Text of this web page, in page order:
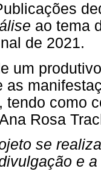
ao tema
de 2021.
um
as
tendo como
Rosa
se
e